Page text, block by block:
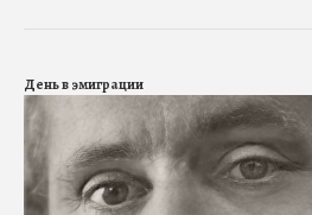
День в эмиграции